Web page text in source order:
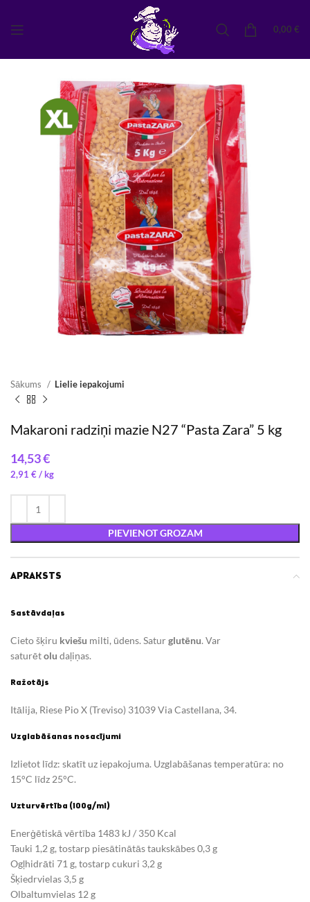
0,00 €
Sākums Lielie iepakojumi
Makaroni radziņi mazie N27 “Pasta Zara” 5 kg
€
2,91 €/
PIEVIENOT GROZAM
APRAKSTS
Sastāvdaļas
Cieto šķiru kviešu milti, ūdens. Saturglutēnu. Var
saturētolu daļiņas.
Ražotājs
Itālija, Riese Pio X (Treviso) 31039 Via Castellana, 34.
Uzglabāšanas nosacījumi
Izlietot līdz: skatīt uz iepakojuma. Uzglabāšanas temperatūra: no
15°C līdz 25°C.
Uzturvērtība (100g/ml)
Enerģētiskā vērtība 1483 kJ / 350 Kcal
Tauki 1,2 g, tostarp piesātinātās taukskābes 0,3 g
Ogļhidrāti 71 g, tostarp cukuri 3,2 g
Šķiedrvielas 3,5 g
Olbaltumvielas 12 g